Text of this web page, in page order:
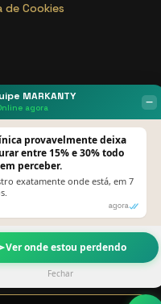
de Cookies
18%
perceber
min. Quem aplicou
dias. Aceitamos 4
MARKANTY
agora ‒
provavelmente deixa
entre 15% e 30% todo
perceber.
exatamente onde está, em 7
agora
Ver onde estou perdendo
Fechar